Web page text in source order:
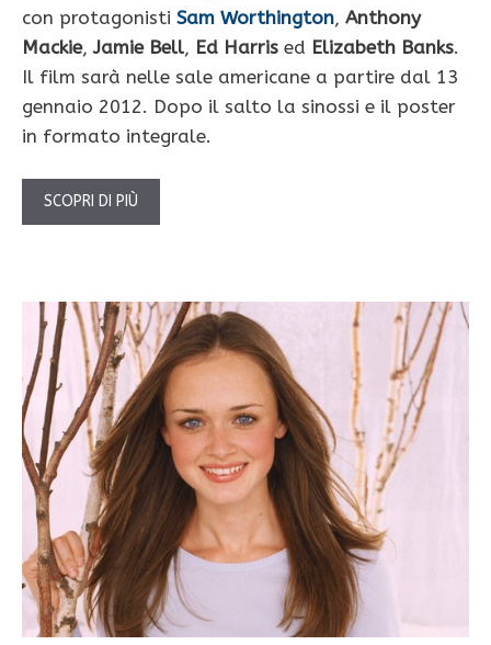
con protagonisti Sam Worthington, Anthony
Mackie,Jamie Bell, Ed Harris ed Elizabeth Banks.
Il film sarà nelle sale americane a partire dal 13
gennaio 2012. Dopo il salto la sinossi e il poster
in formato integrale.
SCOPRI DI PIÙ